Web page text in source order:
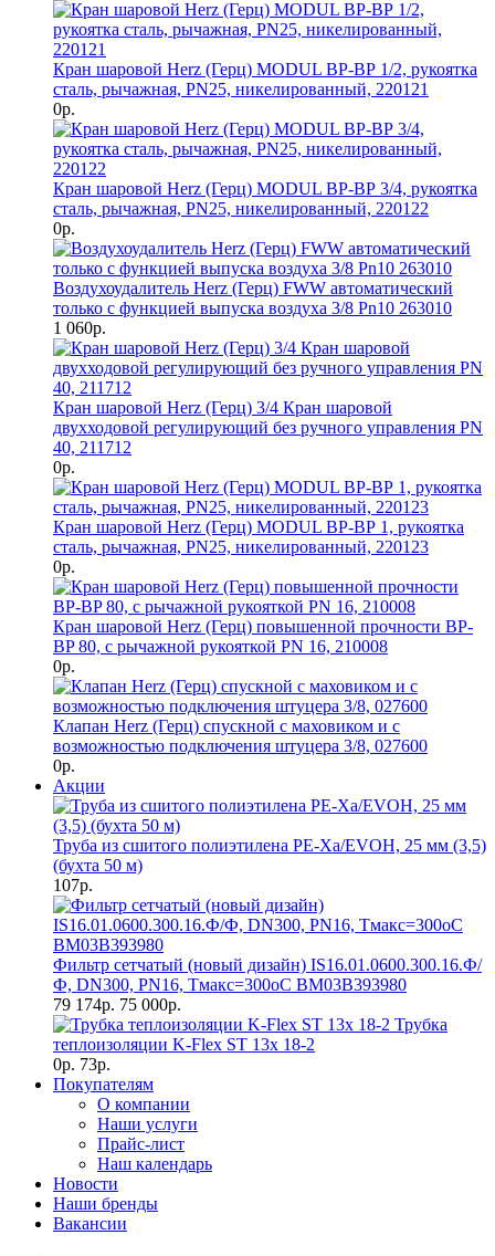
Кран шаровой Herz (Герц) MODUL ВР-ВР 1/2, рукоятка
сталь, рычажная, PN25, никелированный, 220121
0р.
Кран шаровой Herz (Герц) MODUL ВР-ВР 3/4, рукоятка
сталь, рычажная, PN25, никелированный, 220122
0р.
Воздухоудалитель Herz (Герц) FWW автоматический
только с функцией выпуска воздуха 3/8 Pn10 263010
1 060р.
Кран шаровой Herz (Герц) 3/4 Кран шаровой
двухходовой регулирующий без ручного управления PN
40, 211712
0р.
Кран шаровой Herz (Герц) MODUL ВР-ВР 1, рукоятка
сталь, рычажная, PN25, никелированный, 220123
0р.
Кран шаровой Herz (Герц) повышенной прочности BP-
BP 80, с рычажной рукояткой PN 16, 210008
0р.
Клапан Herz (Герц) спускной с маховиком и с
возможностью подключения штуцера 3/8, 027600
0р.
Акции
Труба из сшитого полиэтилена PE-Xa/EVOH, 25 мм (3,5)
(бухта 50 м)
107р.
Фильтр сетчатый (новый дизайн) IS16.01.0600.300.16.Ф/
Ф, DN300, РN16, Тмакс=300оС BM03B393980
79 174р. 75 000р.
Трубка
теплоизоляции K-Flex ST 13х 18-2
0р. 73р.
Покупателям
О компании
Наши услуги
Прайс-лист
Наш календарь
Новости
Наши бренды
Вакансии